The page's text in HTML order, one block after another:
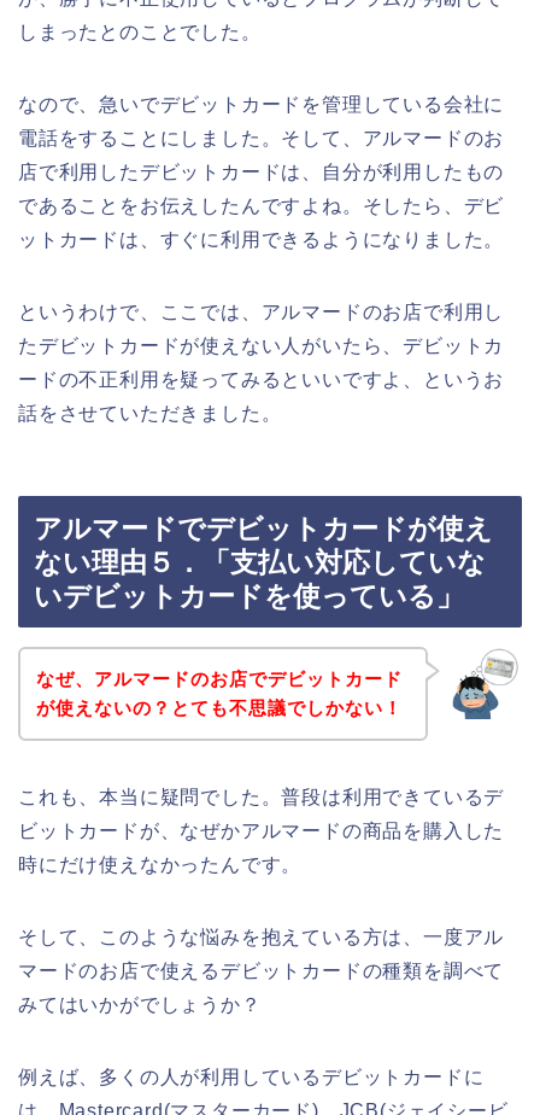
しまったとのことでした。
なので、急いでデビットカードを管理している会社に
電話をすることにしました。そして、アルマードのお
店で利用したデビットカードは、自分が利用したもの
であることをお伝えしたんですよね。そしたら、デビ
ットカードは、すぐに利用できるようになりました。
というわけで、ここでは、アルマードのお店で利用し
たデビットカードが使えない人がいたら、デビットカ
ードの不正利用を疑ってみるといいですよ、というお
話をさせていただきました。
アルマードでデビットカードが使え
ない理由５．「支払い対応していな
いデビットカードを使っている」
なぜ、アルマードのお店でデビットカード
が使えないの？とても不思議でしかない！
これも、本当に疑問でした。普段は利用できているデ
ビットカードが、なぜかアルマードの商品を購入した
時にだけ使えなかったんです。
そして、このような悩みを抱えている方は、一度アル
マードのお店で使えるデビットカードの種類を調べて
みてはいかがでしょうか？
例えば、多くの人が利用しているデビットカードに
は、Mastercard(マスターカード)、JCB(ジェイシービ